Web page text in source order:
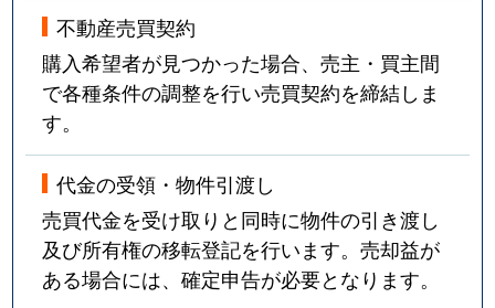
不動産売買契約
購入希望者が見つかった場合、売主・買主間
で各種条件の調整を行い売買契約を締結しま
す。
代金の受領・物件引渡し
売買代金を受け取りと同時に物件の引き渡し
及び所有権の移転登記を行います。売却益が
ある場合には、確定申告が必要となります。